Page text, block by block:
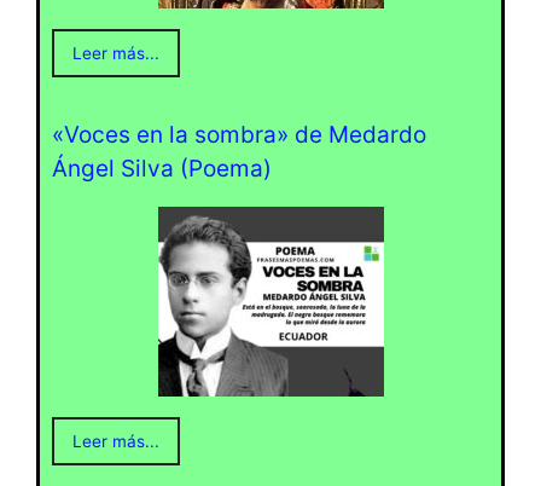
Leer más...
«Voces en la sombra» de Medardo
Ángel Silva (Poema)
Leer más...